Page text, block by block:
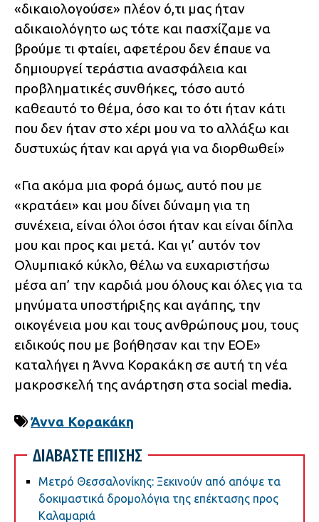
«δικαιολογούσε» πλέον ό,τι μας ήταν
αδικαιολόγητο ως τότε και πασχίζαμε να
βρούμε τι φταίει, αφετέρου δεν έπαυε να
δημιουργεί τεράστια ανασφάλεια και
προβληματικές συνθήκες, τόσο αυτό
καθεαυτό το θέμα, όσο και το ότι ήταν κάτι
που δεν ήταν στο χέρι μου να το αλλάξω και
δυστυχώς ήταν και αργά για να διορθωθεί»
«Για ακόμα μια φορά όμως, αυτό που με
«κρατάει» και μου δίνει δύναμη για τη
συνέχεια, είναι όλοι όσοι ήταν και είναι δίπλα
μου και προς και μετά. Και γι’ αυτόν τον
Ολυμπιακό κύκλο, θέλω να ευχαριστήσω
μέσα απ’ την καρδιά μου όλους και όλες για τα
μηνύματα υποστήριξης και αγάπης, την
οικογένεια μου και τους ανθρώπους μου, τους
ειδικούς που με βοήθησαν και την ΕΟΕ»
καταλήγει η Άννα Κορακάκη σε αυτή τη νέα
μακροσκελή της ανάρτηση στα social media.
Άννα Κορακάκη
ΔΙΑΒΑΣΤΕ ΕΠΙΣΗΣ
Μετρό Θεσσαλονίκης: Ξεκινούν από απόψε τα
δοκιμαστικά δρομολόγια της επέκτασης προς
Καλαμαριά